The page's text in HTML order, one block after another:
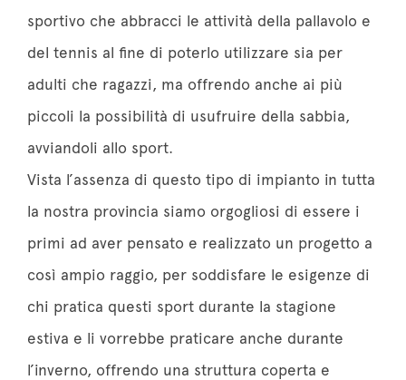
sportivo che abbracci le attività della pallavolo e
del tennis al fine di poterlo utilizzare sia per
adulti che ragazzi, ma offrendo anche ai più
piccoli la possibilità di usufruire della sabbia,
avviandoli allo sport.
Vista l’assenza di questo tipo di impianto in tutta
la nostra provincia siamo orgogliosi di essere i
primi ad aver pensato e realizzato un progetto a
così ampio raggio, per soddisfare le esigenze di
chi pratica questi sport durante la stagione
estiva e li vorrebbe praticare anche durante
l’inverno, offrendo una struttura coperta e